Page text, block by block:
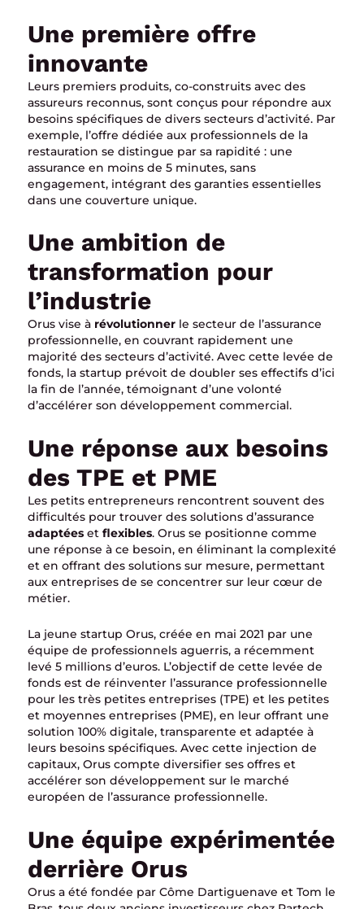
Une première offre
innovante
Leurs premiers produits, co-construits avec des
assureurs reconnus, sont conçus pour répondre aux
besoins spécifiques de divers secteurs d’activité. Par
exemple, l’offre dédiée aux professionnels de la
restauration se distingue par sa rapidité : une
assurance en moins de 5 minutes, sans
engagement, intégrant des garanties essentielles
dans une couverture unique.
Une ambition de
transformation pour
l’industrie
Orus vise à révolutionner le secteur de l’assurance
professionnelle, en couvrant rapidement une
majorité des secteurs d’activité. Avec cette levée de
fonds, la startup prévoit de doubler ses effectifs d’ici
la fin de l’année, témoignant d’une volonté
d’accélérer son développement commercial.
Une réponse aux besoins
des TPE et PME
Les petits entrepreneurs rencontrent souvent des
difficultés pour trouver des solutions d’assurance
adaptées et flexibles. Orus se positionne comme
une réponse à ce besoin, en éliminant la complexité
et en offrant des solutions sur mesure, permettant
aux entreprises de se concentrer sur leur cœur de
métier.
La jeune startup Orus, créée en mai 2021 par une
équipe de professionnels aguerris, a récemment
levé 5 millions d’euros. L’objectif de cette levée de
fonds est de réinventer l’assurance professionnelle
pour les très petites entreprises (TPE) et les petites
et moyennes entreprises (PME), en leur offrant une
solution 100% digitale, transparente et adaptée à
leurs besoins spécifiques. Avec cette injection de
capitaux, Orus compte diversifier ses offres et
accélérer son développement sur le marché
européen de l’assurance professionnelle.
Une équipe expérimentée
derrière Orus
Orus a été fondée par Côme Dartiguenave et Tom le